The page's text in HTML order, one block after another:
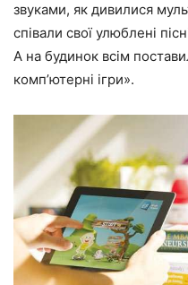
звуками, як дивилися
співали свої улюблені
А на будинок всім
комп’ютерні ігри».